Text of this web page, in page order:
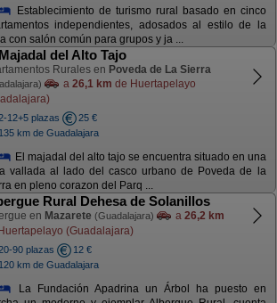
Establecimiento de turismo rural basado en cinco
independientes, adosados al estilo de la
con salón común para grupos y ja ...
del Alto Tajo
Rurales en Poveda de La Sierra
a 26,1 km de Huertapelayo
12+5 plazas
25 €
135 km de Guadalajara
El majadal del alto tajo se encuentra situado en una
vallada al lado del casco urbano de Poveda de la
en pleno corazon del Parq ...
Rural Dehesa de Solanillos
en Mazarete (Guadalajara) a 26,2 km
(Guadalajara)
90 plazas
12 €
120 km de Guadalajara
La Fundación Apadrina un Árbol ha puesto en